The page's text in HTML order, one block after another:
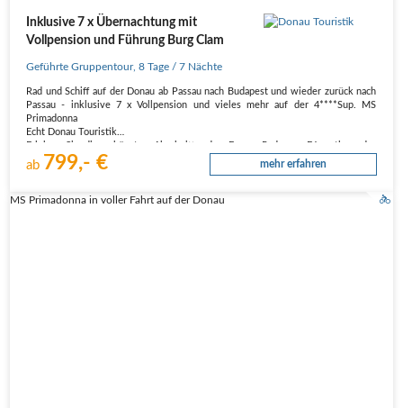
Primadonna
Inklusive 7 x Übernachtung mit
Vollpension und Führung Burg Clam
Geführte Gruppentour,8 Tage/ 7 Nächte
Rad und Schiff auf der Donau ab Passau nach Budapest und wieder zurück nach
Passau - inklusive 7 x Vollpension und vieles mehr auf der 4****Sup. MS
Primadonna
Echt Donau Touristik
Donau! Die Wachau, das Donauknie, der Nationalpark…
ab 799,- € mehr erfahren
MS Primadonna in voller Fahrt auf der Donau